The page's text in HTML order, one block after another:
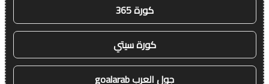
كورة 365
كورة سيتي
جول العرب goalarab